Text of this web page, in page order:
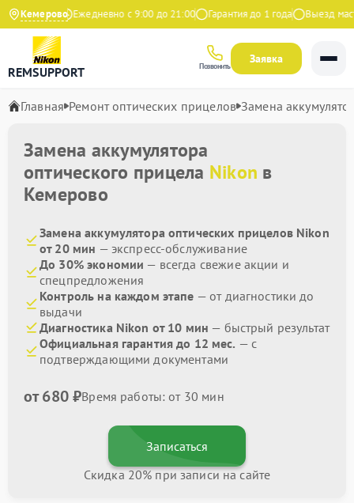
Кемерово
на Яндекс Ежедневно с 9:00 до 21:00 Гарантия до 1 года Выезд
REMSUPPORT Позвонить
Заявка
Главная Ремонт оптических прицелов Замена
Замена аккумулятора
оптического прицела Nikon в
Кемерово
Замена аккумулятора оптических прицелов Nikon
от 20 мин — экспресс-обслуживание
До 30% экономии — всегда свежие акции и
спецпредложения
Контроль на каждом этапе — от диагностики до
выдачи
Диагностика Nikon от 10 мин — быстрый результат
Официальная гарантия до 12 мес. — с
подтверждающими документами
от 680 ₽Время работы: от 30 мин
Записаться
Скидка 20% при записи на сайте